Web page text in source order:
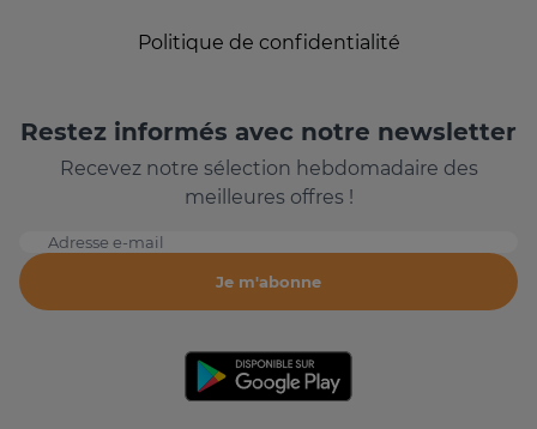
Politique de confidentialité
Restez informés avec notre newsletter
Recevez notre sélection hebdomadaire des
meilleures offres !
Adresse e-mail
Je m'abonne